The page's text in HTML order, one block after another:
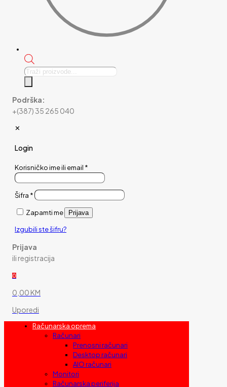
Products
Podrška:
+(387) 35 265 040
✕
Login
Korisničko ime ili email *
Šifra *
Zapamti me Prijava
Izgubili ste šifru?
Prijava
ili registracija
0
0,00 KM
Uporedi
Računarska oprema
Računari
Prenosni računari
Desktop računari
AIO računari
Monitori
Računarska periferija